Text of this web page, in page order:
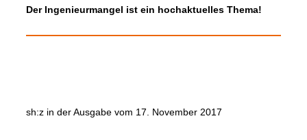
Der Ingenieurmangel ist ein hochaktuelles Thema!
sh:z in der Ausgabe vom 17. November 2017